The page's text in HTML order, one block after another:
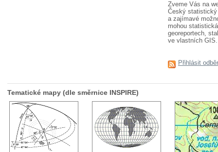
Zveme Vás na
Český
a zajímavé
mohou
georeportech,
ve vlastních
Přihlásit
Tematické mapy (dle směrnice INSPIRE)